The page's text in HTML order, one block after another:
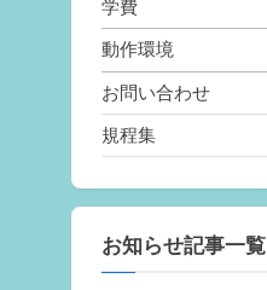
学費
動作環境
お問い合わせ
規程集
お知らせ記事一覧